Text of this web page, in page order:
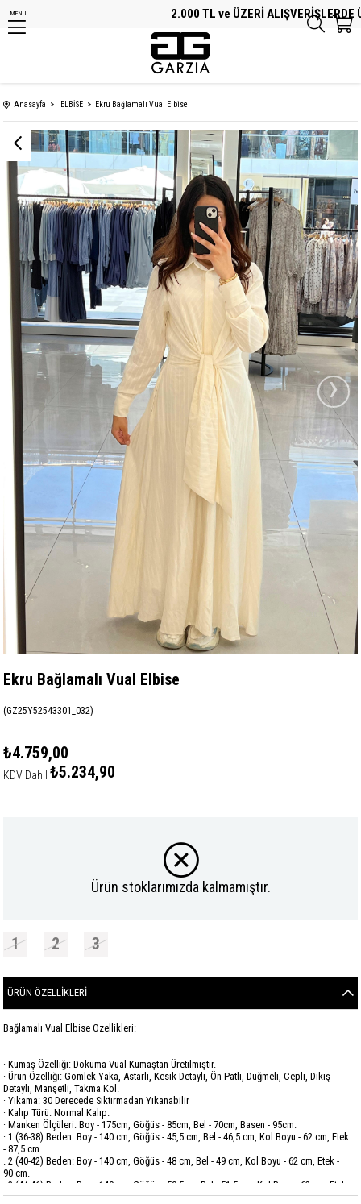
2.000 TL ve ÜZERİ ALIŞVERİŞLERDE
MENU
Anasayfa ELBİSE Ekru Bağlamalı Vual Elbise
›
Ekru Bağlamalı Vual Elbise
(GZ25Y52543301_032)
₺4.759,00
KDV Dahil ₺5.234,90
Ürün stoklarımızda kalmamıştır.
1 2 3
ÜRÜN ÖZELLIKLERI
Bağlamalı Vual Elbise Özellikleri:
· Kumaş Özelliği: Dokuma Vual Kumaştan Üretilmiştir.
· Ürün Özelliği: Gömlek Yaka, Astarlı, Kesik Detaylı, Ön Patlı, Düğmeli, Cepli, Dikiş
Detaylı, Manşetli, Takma Kol.
· Yıkama: 30 Derecede Sıktırmadan Yıkanabilir
· Kalıp Türü: Normal Kalıp.
· Manken Ölçüleri: Boy - 175cm, Göğüs - 85cm, Bel - 70cm, Basen - 95cm.
· 1 (36-38) Beden: Boy - 140 cm, Göğüs - 45,5 cm, Bel - 46,5 cm, Kol Boyu - 62 cm, Etek
- 87,5 cm.
. 2 (40-42) Beden: Boy - 140 cm, Göğüs - 48 cm, Bel - 49 cm, Kol Boyu - 62 cm, Etek -
90 cm.
. 3 (44-46) Beden: Boy - 140 cm, Göğüs - 50,5cm, Bel - 51,5 cm, Kol Boyu - 62 cm, Etek
- 92,5 cm.